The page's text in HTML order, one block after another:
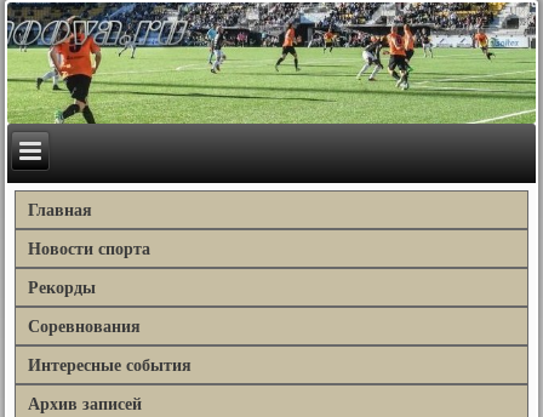
Главная
Новости спорта
Рекорды
Соревнования
Интересные события
Архив записей